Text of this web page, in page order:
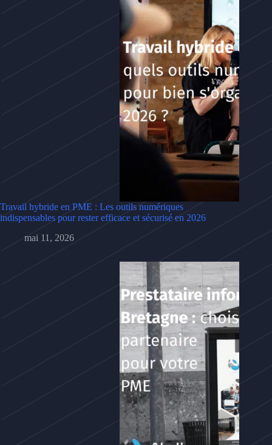
Travail hybride en PME : Les outils numériques
indispensables pour rester efficace et sécurisé en 2026
mai 11, 2026